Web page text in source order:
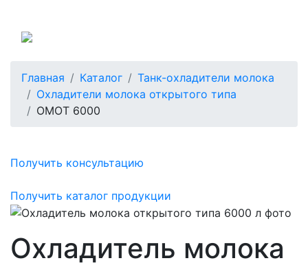
Главная Каталог
Танк-охладители молока
Охладители молока открытого типа
ОМОТ 6000
Получить консультацию
Получить каталог продукции
Охладитель молока